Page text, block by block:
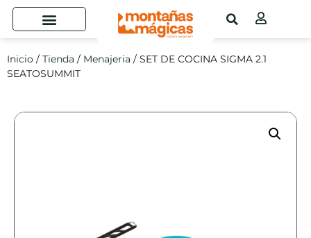
Inicio / Tienda / Menajeria / SET DE COCINA SIGMA 2.1
SEATOSUMMIT